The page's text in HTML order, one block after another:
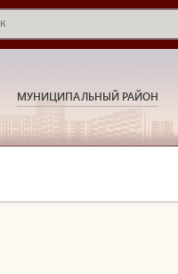
МУНИЦИПАЛЬНЫЙ РАЙОН